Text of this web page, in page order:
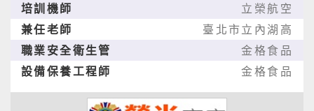
培訓機師
立榮航空
兼任老師
臺北市立內湖高
職業安全衛生管
金格食品
設備保養工程師
金格食品